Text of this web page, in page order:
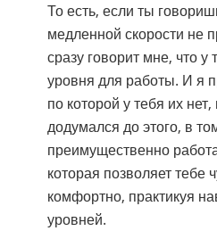
То есть, если ты
медленной скорости не
сразу говорит мне, что
уровня для работы. И я
по которой у тебя их
додумался до этого, в
преимущественно
которая позволяет тебе
комфортно, практикуя
уровней.